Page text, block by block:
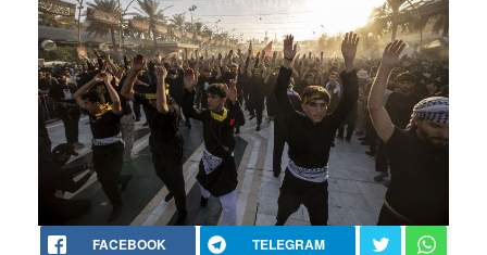
FACEBOOK TELEGRAM